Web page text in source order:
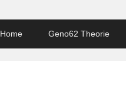
Home Geno62 Theorie